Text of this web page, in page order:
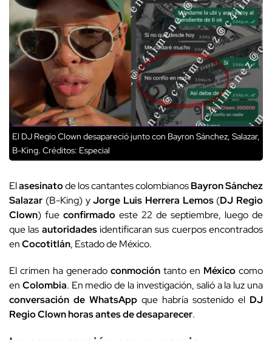
El DJ Regio Clown desapareció junto con Bayron Sánchez, Salazar,
B-King. Créditos: Especial
Elasesinatode los cantantes colombianosBayron Sánchez
Salazar (B-King) yJorge Luis Herrera Lemos(DJ Regio
Clown) fue confirmado este 22 de septiembre, luego de
que las autoridadesidentificaran sus cuerpos encontrados
enCocotitlán, Estado de México.
El crimen ha generado conmoción tanto en México como
en Colombia. En medio de la investigación, salió a la luz una
conversación de WhatsApp que habría sostenido el DJ
Regio Clownhoras antes de desaparecer.